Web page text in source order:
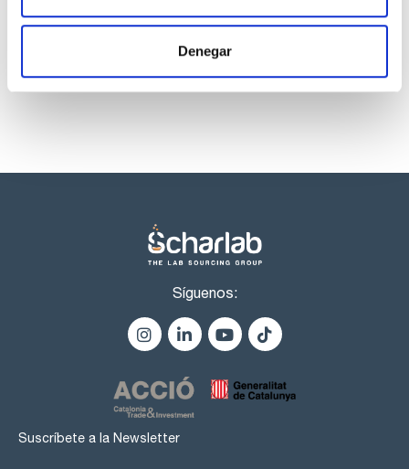
Denegar
productos marca Scharlau habitualmente en stock,
Síguenos:
Suscríbete a la Newsletter